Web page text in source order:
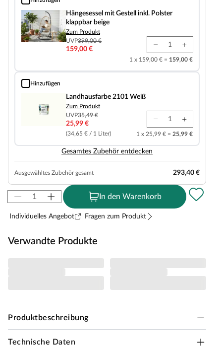
Hängesessel mit Gestell inkl. Polster klappbar beige
Hängesessel mit Gestell inkl. Polster
klappbar beige
Zum Produkt
UVP399,00 €
159,00 €
1 x 159,00 € = 159,00 €
Hinzufügen
Landhausfarbe 2101 Weiß
Landhausfarbe 2101 Weiß
Zum Produkt
UVP35,49 €
25,99 €
(34,65 € / 1 Liter) 1 x 25,99 € = 25,99 €
Gesamtes Zubehör entdecken
Ausgewähltes Zubehör gesamt 293,40 €
In den Warenkorb
Individuelles Angebot Fragen zum Produkt
Verwandte Produkte
Produktbeschreibung
PALMAKO Gartenhaus Iris Blockbohlenbauweise
Technische Daten